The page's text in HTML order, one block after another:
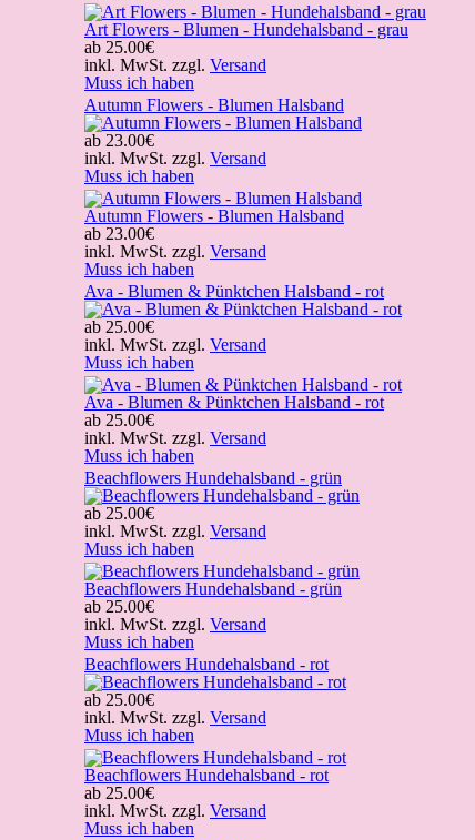
Art Flowers - Blumen - Hundehalsband - grau
ab 25.00€
inkl. MwSt. zzgl. Versand
Muss ich haben
Autumn Flowers - Blumen Halsband
ab 23.00€
inkl. MwSt. zzgl. Versand
Muss ich haben
Autumn Flowers - Blumen Halsband
ab 23.00€
inkl. MwSt. zzgl. Versand
Muss ich haben
Ava - Blumen & Pünktchen Halsband - rot
ab 25.00€
inkl. MwSt. zzgl. Versand
Muss ich haben
Ava - Blumen & Pünktchen Halsband - rot
ab 25.00€
inkl. MwSt. zzgl. Versand
Muss ich haben
Beachflowers Hundehalsband - grün
ab 25.00€
inkl. MwSt. zzgl. Versand
Muss ich haben
Beachflowers Hundehalsband - grün
ab 25.00€
inkl. MwSt. zzgl. Versand
Muss ich haben
Beachflowers Hundehalsband - rot
ab 25.00€
inkl. MwSt. zzgl. Versand
Muss ich haben
Beachflowers Hundehalsband - rot
ab 25.00€
inkl. MwSt. zzgl. Versand
Muss ich haben